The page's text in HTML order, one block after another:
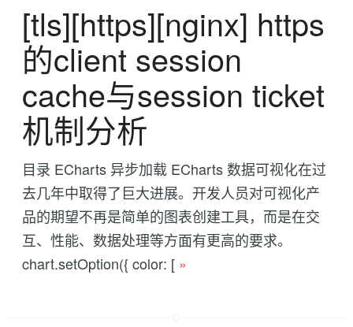
[tls][https][nginx] https
的client session
cache与session ticket
机制分析
目录 ECharts 异步加载 ECharts 数据可视化在过
去几年中取得了巨大进展。开发人员对可视化产
品的期望不再是简单的图表创建工具，而是在交
互、性能、数据处理等方面有更高的要求。
chart.setOption({ color: [ »